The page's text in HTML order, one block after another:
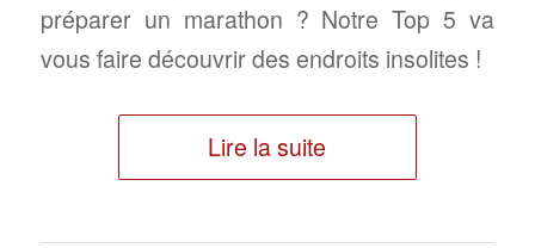
préparer un marathon ? Notre Top 5 va
vous faire découvrir des endroits insolites !
Lire la suite